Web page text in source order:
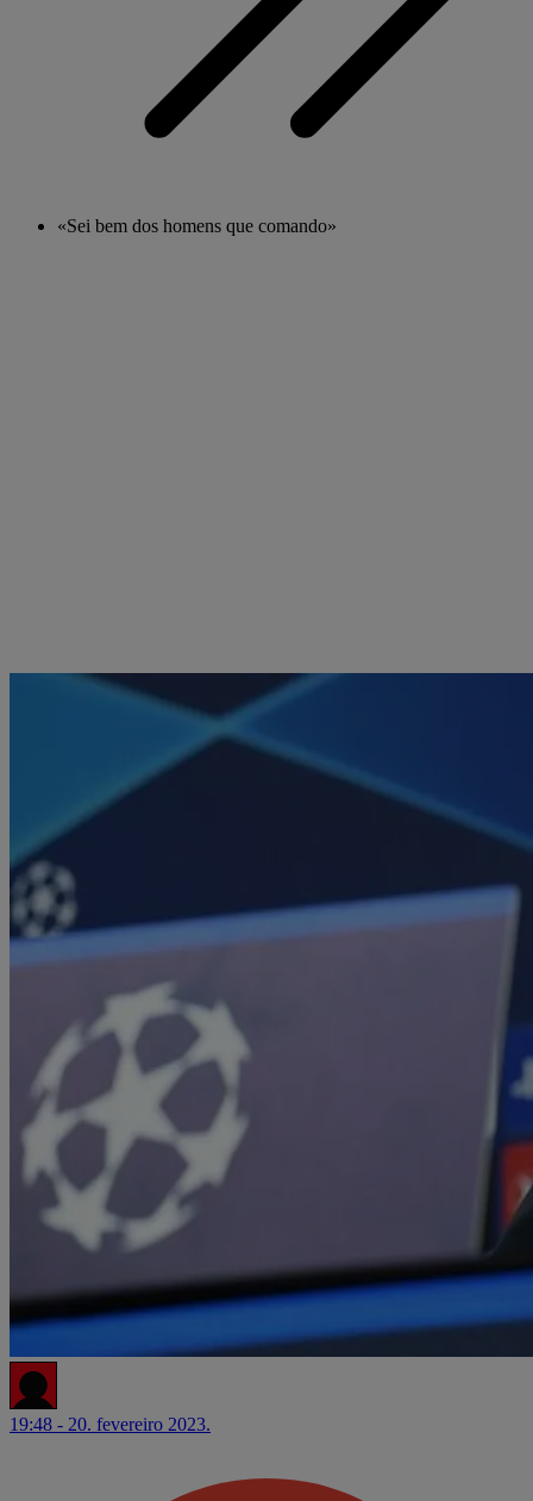
«Sei bem dos homens que comando»
19:48 - 20. fevereiro 2023.